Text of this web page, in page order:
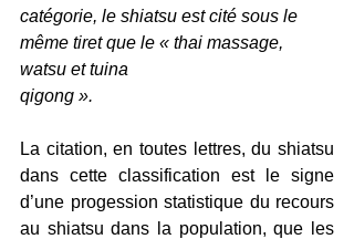
catégorie, le shiatsu est cité sous le
même tiret que le « thai massage,
watsu et tuina
qigong ».
La citation, en toutes lettres, du shiatsu
dans cette classification est le signe
d’une progession statistique du recours
au shiatsu dans la population, que les